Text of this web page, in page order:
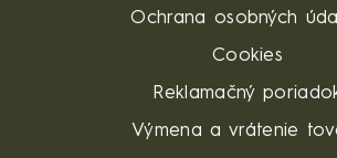
Ochrana osobných
Cookies
Reklamačný
Výmena a vrátenie